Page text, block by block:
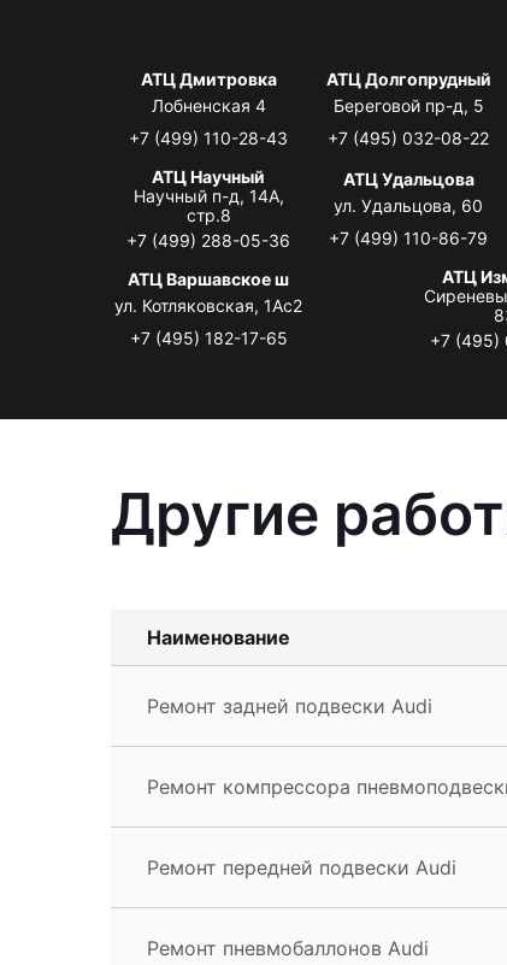
АТЦ Дмитровка
Лобненская 4
+7 (499) 110-28-43
АТЦ Долгопрудный
Береговой пр-д, 5
+7 (495) 032-08-22
АТЦ Научный
Научный п-д, 14А,
стр.8
+7 (499) 288-05-36
АТЦ Удальцова
ул. Удальцова, 60
+7 (499) 110-86-79
АТЦ Варшавское ш
ул. Котляковская, 1Ас2
+7 (495) 182-17-65
АТЦ
+7 (495)
Другие
Наименование
Ремонт задней подвески Audi
Ремонт компрессора
Ремонт передней подвески Audi
Ремонт пневмобаллонов Audi